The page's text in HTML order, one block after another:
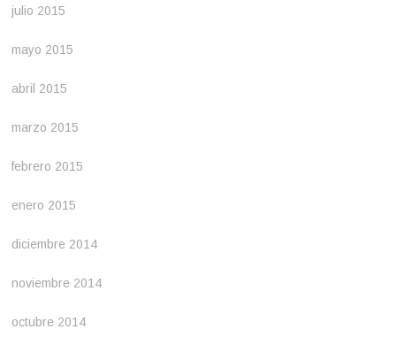
julio 2015
mayo 2015
abril 2015
marzo 2015
febrero 2015
enero 2015
diciembre 2014
noviembre 2014
octubre 2014